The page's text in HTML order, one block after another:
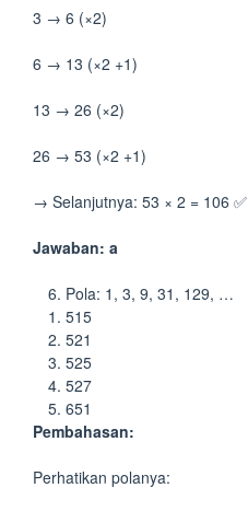
3 → 6 (×2)
6 → 13 (×2 +1)
13 → 26 (×2)
26 → 53 (×2 +1)
→ Selanjutnya: 53 × 2 = 106 ✅
Jawaban: a
Pola: 1, 3, 9, 31, 129, …
515
521
525
527
651
Pembahasan:
Perhatikan polanya: